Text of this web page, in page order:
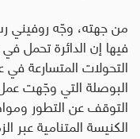
من جهته، وجّه روفيني
فيها إن الدائرة تحمل
التحولات المتسارعة
البوصلة التي وجّهت
التوقف عن التطور
الكنيسة المتنامية عبر